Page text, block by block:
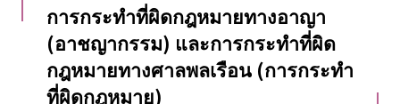
การกระทำที่ผิดกฎหมายทางอาญา
(อาชญากรรม) และการกระทำที่ผิด
กฎหมายทางศาลพลเรือน (การกระทำ
ที่ผิดกฎหมาย)